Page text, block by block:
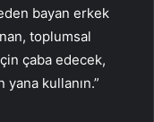
bayan erkek
toplumsal
çaba edecek,
kullanın.”